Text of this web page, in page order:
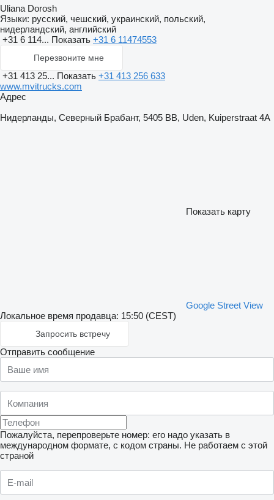
Uliana Dorosh
Языки: русский, чешский, украинский, польский,
нидерландский, английский
+31 6 114... Показать +31 6 11474553
Перезвоните мне
+31 413 25... Показать +31 413 256 633
www.mvitrucks.com
Адрес
Нидерланды, Северный Брабант, 5405 BB, Uden, Kuiperstraat 4A
Показать карту
Google Street View
Локальное время продавца: 15:50 (CEST)
Запросить встречу
Отправить сообщение
Пожалуйста, перепроверьте номер: его надо указать в
международном формате, с кодом страны. Не работаем с этой
страной